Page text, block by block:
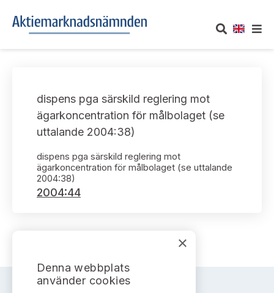
Om oss
Vårt uppdrag
Informationsgivning
Arbetssätt och jävsfrågor
Ledamöter
UTTALANDEN
Om nämndens uttalanden
Framställningar och konsultation
Uttalanden sorterade efter publiceringsdatum
Uttalanden sorterade ämnesvis
Takeover-regler för reglerade marknader och vissa
handelsplattformar
AKTUELLT
Bildarkiv
Kontakt angående ansökningar och uttalanden
Kontakt administrativa ärenden
dispens pga särskild reglering mot
ägarkoncentration för målbolaget (se
uttalande 2004:38)
dispens pga särskild reglering mot
ägarkoncentration för målbolaget (se uttalande
2004:38)
2004:44
×
Denna webbplats
använder cookies